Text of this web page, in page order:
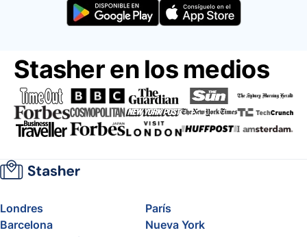
Stasher en los medios
Londres
París
Barcelona
Nueva York